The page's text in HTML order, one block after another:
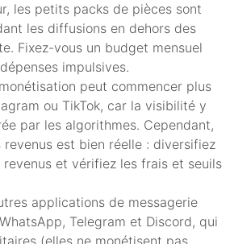
les petits packs de pièces sont
les diffusions en dehors des
Fixez-vous un budget mensuel
impulsives.
peut commencer plus
ou TikTok, car la visibilité y
par les algorithmes. Cependant,
est bien réelle : diversifiez
revenus et vérifiez les frais et seuils
applications de messagerie
Telegram et Discord, qui